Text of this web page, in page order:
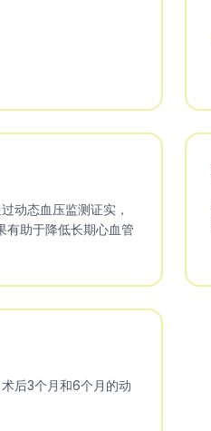
动态血压监测证实，
助于降低长期心血管
后3个月和6个月的动